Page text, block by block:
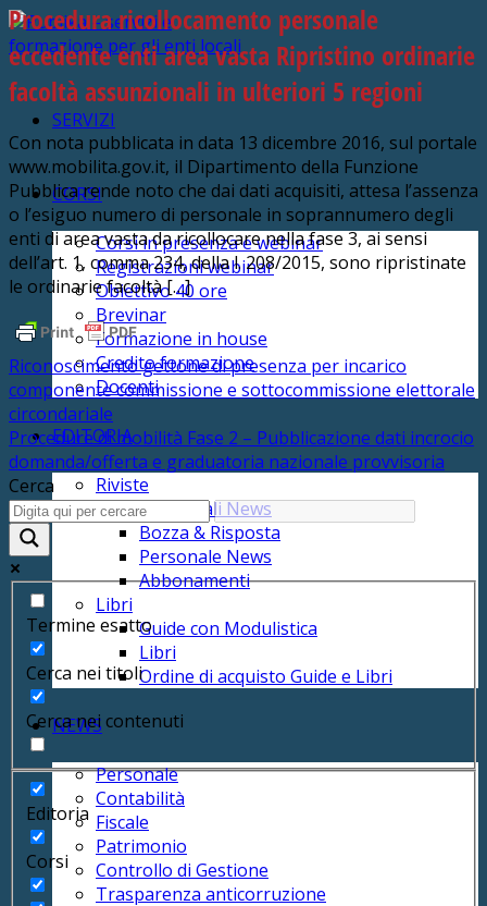
SERVIZI
CORSI
Corsi in presenza e webinar
Registrazioni webinar
Obiettivo 40 ore
Brevinar
Formazione in house
Credito formazione
Docenti
EDITORIA
Riviste
Enti Locali News
Bozza & Risposta
Personale News
Abbonamenti
Libri
Guide con Modulistica
Libri
Ordine di acquisto Guide e Libri
NEWS
Personale
Contabilità
Fiscale
Patrimonio
Controllo di Gestione
Trasparenza anticorruzione
Procedura ricollocamento personale
eccedente enti area vasta Ripristino ordinarie
facoltà assunzionali in ulteriori 5 regioni
Con nota pubblicata in data 13 dicembre 2016, sul portale
www.mobilita.gov.it, il Dipartimento della Funzione
Pubblica rende noto che dai dati acquisiti, attesa l’assenza
o l’esiguo numero di personale in soprannumero degli
enti di area vasta da ricollocare nella fase 3, ai sensi
dell’art. 1, comma 234, della l. 208/2015, sono ripristinate
le ordinarie facoltà […]
Riconoscimento gettone di presenza per incarico
componente commissione e sottocommissione elettorale
circondariale
Procedure di mobilità Fase 2 – Pubblicazione dati incrocio
domanda/offerta e graduatoria nazionale provvisoria
Cerca
Termine esatto
Cerca nei titoli
Cerca nei contenuti
Editoria
Corsi